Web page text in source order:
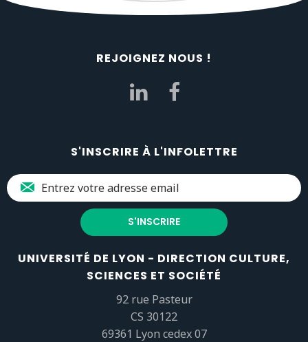
REJOIGNEZ NOUS !
S'INSCRIRE À L'INFOLETTRE
UNIVERSITÉ DE LYON - DIRECTION CULTURE,
SCIENCES ET SOCIÉTÉ
92 rue Pasteur
CS 30122
69361 Lyon cedex 07